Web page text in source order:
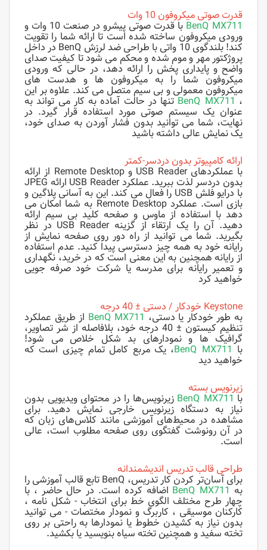
قدرت صوتی میکروفون 10 وات
BenQ MX711 با قدرت صوتی پیشرو در صنعت 10 وات و
ورودی میکروفون ساخته شده است تا ارائه شما را تقویت
کند! بلندگوی 10 واتی با طراحی ضد لرزش BenQ در داخل
پروژکتور مهر و موم شده و محکم می شود تا کیفیت صدای
واضح و پایداری پخش را ارائه دهد، در حالی که ورودی
میکروفون شما را به میکروفون ها و هدست های
میکروفون معمولی و بی سیم متصل می کند. علاوه بر این
، BenQ MX711 تنها در حالت آماده به کار می تواند به
عنوان یک سیستم صوتی مورد استفاده قرار گیرد. در
نهایت، شما می توانید بدون فشار آوردن به صدای خود،
یک نمایش عالی داشته باشید
ارائه کامپیوتر بدون دردسر-کمتر
با عملکردهای USB Reader و Remote Desktop از ارائه
بدون دردسر لذت ببرید. عملکرد USB Reader ارائه JPEG
با درایو فلش USB را فعال می کند. این به آسانی پلاگین و
بازی است. عملکرد Remote Desktop به شما امکان می
دهد با استفاده از ماوس و صفحه کلید بی سیم ارائه
دهید. آن را یک ارتقاء از گزینه USB Reader در نظر
بگیرید. شما می توانید از راه دور روی صفحه نمایش از
رایانه خود به همه چیز دسترسی پیدا کنید. عدم استفاده
از رایانه همچنین به این معنی است که در خرید، نگهداری
و تعمیر رایانه برای مدرسه یا شرکت خود صرفه جویی
خواهید کرد
Keystone خودکار / دستی ± 40 درجه
به طور خودکار یا دستی، BenQ MX711 از طریق عملکرد
تنظیم کیستون ± 40 درجه خود، بلافاصله از شر تصاویر،
گرافیک ها و نمودارهای بد شکل خلاص می شود!
با BenQ MX711 ، یک مربع کامل تمام چیزی است که
خواهید دید
زیرنویس بسته
با BenQ MX711 زیرنویس‌ها را در محتوای ویدیویی بدون
نیاز به دستگاه زیرنویس خارجی نمایش دهید. برای
مشاهده در محیط‌های آموزشی مانند کلاس‌های زبان که
در آن رونوشت گفتگوی روی صفحه مطلوب است، عالی
است.
طراحی قالب تدریس اندیشمندانه
برای آسان‌تر کردن کار تدریس، BenQ تابع قالب آموزشی را
به BenQ MX711 اضافه کرده است. در حال حاضر ، با
چهار طرح مختلف الگوی خط برای انتخاب - شکل نامه ،
کارکنان موسیقی ، کاربرگ و نمودار مختصات - می توانید
بدون نیاز به کشیدن خطوط یا نمودارها به راحتی بر روی
تخته سفید و همچنین تخته سیاه بنویسید یا بکشید.